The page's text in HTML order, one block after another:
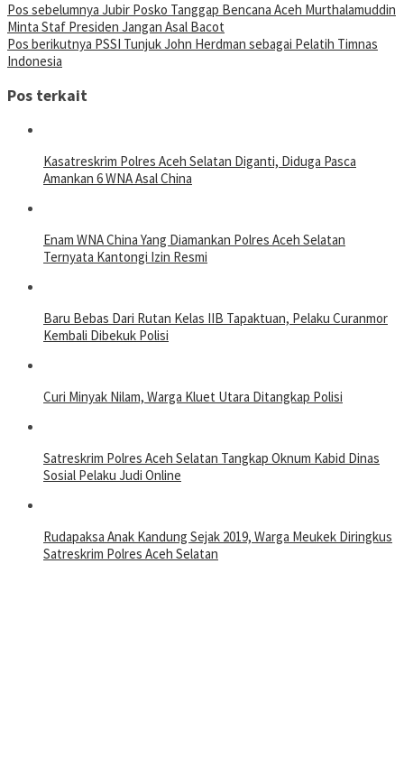
Pos sebelumnya Jubir Posko Tanggap Bencana Aceh Murthalamuddin
Minta Staf Presiden Jangan Asal Bacot
Pos berikutnya PSSI Tunjuk John Herdman sebagai Pelatih Timnas
Indonesia
Pos terkait
Kasatreskrim Polres Aceh Selatan Diganti, Diduga Pasca
Amankan 6 WNA Asal China
Enam WNA China Yang Diamankan Polres Aceh Selatan
Ternyata Kantongi Izin Resmi
Baru Bebas Dari Rutan Kelas IIB Tapaktuan, Pelaku Curanmor
Kembali Dibekuk Polisi
Curi Minyak Nilam, Warga Kluet Utara Ditangkap Polisi
Satreskrim Polres Aceh Selatan Tangkap Oknum Kabid Dinas
Sosial Pelaku Judi Online
Rudapaksa Anak Kandung Sejak 2019, Warga Meukek Diringkus
Satreskrim Polres Aceh Selatan